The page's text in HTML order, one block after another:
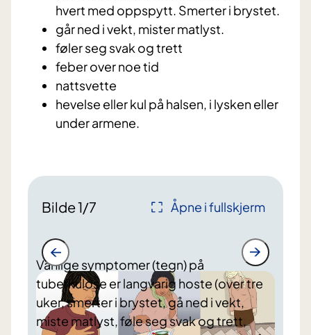
hvert med oppspytt. Smerter i brystet.
⁠går ned i vekt, mister matlyst.
⁠føler seg svak og trett
⁠feber over noe tid
nattsvette
⁠hevelse eller kul på halsen, i lysken eller
under armene.
Bilde1/7 Åpne i fullskjerm
Vanlige symptomer (tegn) på
tuberkulose er langvarig hoste (over tre
uker, smerter i brystet, ⁠gå ned i vekt,
miste matlyst, føle seg svak og trett,